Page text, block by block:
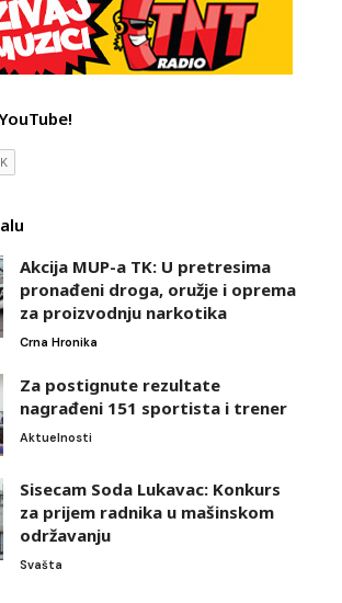
Akcija MUP-a TK: U pretresima
pronađeni droga, oružje i oprema
za proizvodnju narkotika
Crna Hronika
Za postignute rezultate
nagrađeni 151 sportista i trener
Aktuelnosti
Sisecam Soda Lukavac: Konkurs
za prijem radnika u mašinskom
održavanju
Svašta